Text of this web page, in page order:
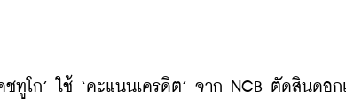
ทูโก’ ใช้ ‘คะแนนเครดิต’ จาก NCB ตัดสินดอก